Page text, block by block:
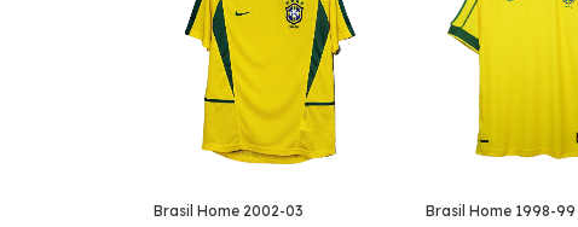
Brasil Home 2002-03
Brasil Home 1998-99